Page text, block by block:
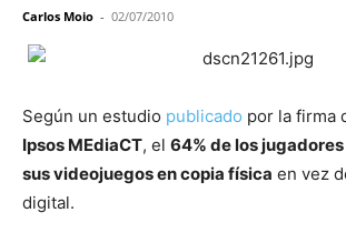
Carlos Moio - 02/07/2010
Según un estudio publicado por la firma
Ipsos MEdiaCT, el 64% de los
sus videojuegos en copia física en vez
digital.